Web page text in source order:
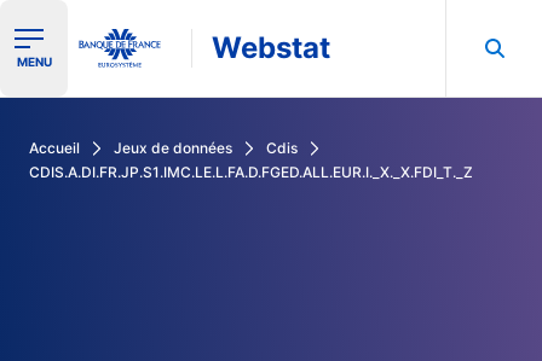
Ouvrir le menu de navigation
MENU Webstat
Accueil Jeux de données
Cdis
CDIS.A.DI.FR.JP.S1.IMC.LE.L.FA.D.FGED.ALL.EUR.I._X._X.FDI_T._Z